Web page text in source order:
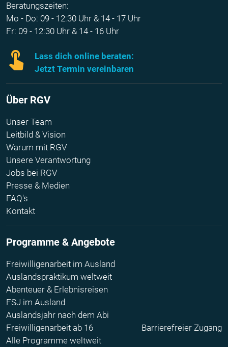
Beratungszeiten:
Mo - Do: 09 - 12:30 Uhr & 14 - 17 Uhr
Fr: 09 - 12:30 Uhr & 14 - 16 Uhr
Lass dich online beraten:
Jetzt Termin vereinbaren
Über RGV
Unser Team
Leitbild & Vision
Warum mit RGV
Unsere Verantwortung
Jobs bei RGV
Presse & Medien
FAQ's
Kontakt
Programme & Angebote
Freiwilligenarbeit im Ausland
Auslandspraktikum weltweit
Abenteuer & Erlebnisreisen
FSJ im Ausland
Auslandsjahr nach dem Abi
Freiwilligenarbeit ab 16
Alle Programme weltweit
Barrierefreier Zugang